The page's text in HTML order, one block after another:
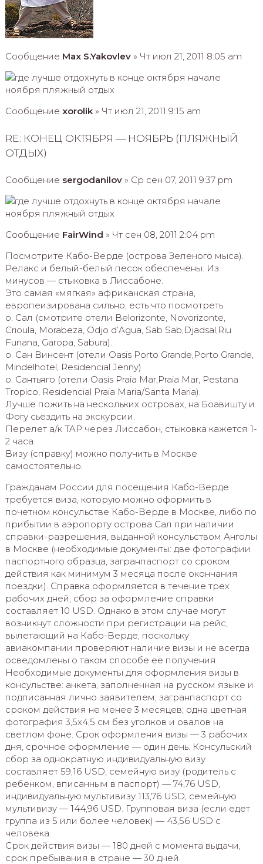
Сообщение Max S.Yakovlev» Чт июл 21, 2011 8:05 am
Сообщение xorolik» Чт июл 21, 2011 9:15 am
RE: КОНЕЦ ОКТЯБРЯ — НОЯБРЬ (ПЛЯЖНЫЙ
ОТДЫХ)
Сообщение sergodanilov» Ср сен 07, 2011 9:37 pm
Сообщение FairWind » Чт сен 08, 2011 2:04 pm
Посмотрите Кабо-Верде (острова Зеленого мыса).
Релакс и белый-белый песок обеспечены. Из
минусов — стыковка в Лиссабоне.
Это самая «мягкая» африканская страна,
европеизирована сильно, есть что посмотреть.
о. Сал (смотрите отели Belorizonte, Novorizonte,
Crioula, Morabeza, Odjo d’Agua, Sab Sab,Djadsal,Riu
Funana, Garopa, Sabura).
о. Сан Винсент (отели Oasis Porto Grande,Porto Grande,
Mindelhotel, Residencial Jenny)
о. Сантьяго (отели Oasis Praia Mar,Praia Mar, Pestana
Tropico, Residencial Praia Maria/Santa Maria).
Лучше пожить на нескольких островах, на Боавишту и
Фогу сьездить на экскурсии.
Перелет а/к TAP через Лиссабон, стыковка кажется 1-
2 часа.
Визу (справку) можно получить в Москве
самостоятельно.
Гражданам России для посещения Кабо-Верде
требуется виза, которую можно оформить в
почетном консульстве Кабо-Верде в Москве, либо по
прибытии в аэропорту острова Сал при наличии
справки-разрешения, выданной консульством Анголы
в Москве (необходимые документы: две фотографии
паспортного образца, загранпаспорт со сроком
действия как минимум 3 месяца после окончания
поездки). Справка оформляется в течение трех
рабочих дней, сбор за оформление справки
составляет 10 USD. Однако в этом случае могут
возникнут сложности при регистрации на рейс,
вылетающий на Кабо-Верде, поскольку
авиакомпании проверяют наличие визы и не всегда
осведомлены о таком способе ее получения.
Необходимые документы для оформления визы в
консульстве: анкета, заполненная на русском языке и
подписанная лично заявителем; загранпаспорт со
сроком действия не менее 3 месяцев; одна цветная
фотография 3,5х4,5 см без уголков и овалов на
светлом фоне. Срок оформления визы — 3 рабочих
дня, срочное оформление — один день. Консульский
сбор за однократную индивидуальную визу
составляет 59,16 USD, семейную визу (родитель с
ребенком, вписанным в паспорт) — 74,76 USD,
индивидуальную мультивизу 113,76 USD, семейную
мультивизу — 144,96 USD. Групповая виза (если едет
группа из 5 или более человек) — 43,56 USD с
человека.
Срок действия визы — 180 дней с момента выдачи,
срок пребывания в стране — 30 дней.